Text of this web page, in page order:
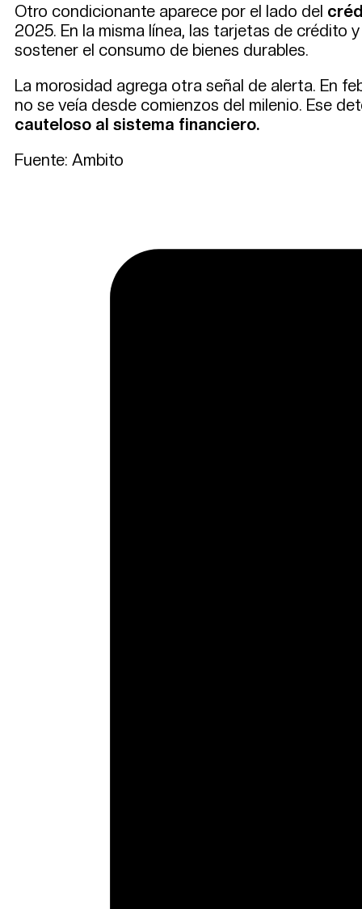
Otro condicionante aparece por el lado del
2025. En la misma línea, las tarjetas de crédito
sostener el consumo de bienes durables.
La morosidad agrega otra señal de alerta. En
no se veía desde comienzos del milenio. Ese
cauteloso al sistema financiero.
Fuente: Ambito